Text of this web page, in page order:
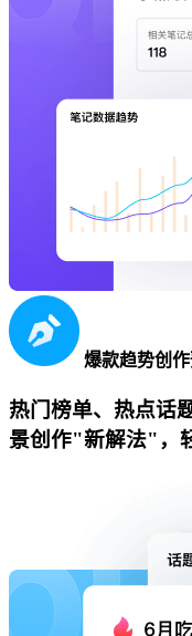
爆款趋势创作
热门榜单、热点话
景创作"新解法"，